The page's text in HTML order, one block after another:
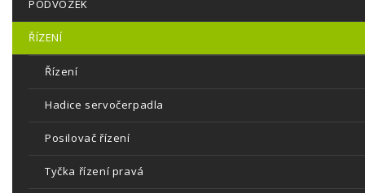
PODVOZEK
ŘÍZENÍ
Řízení
Hadice servočerpadla
Posilovač řízení
Tyčka řízení pravá